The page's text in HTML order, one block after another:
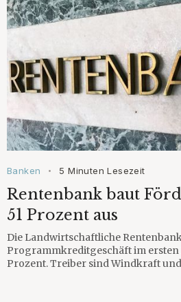
Banken • 5 Minuten Lesezeit
Rentenbank baut
51 Prozent aus
Die Landwirtschaftliche
Programmkreditgeschäft im ersten
Prozent. Treiber sind Windkraft